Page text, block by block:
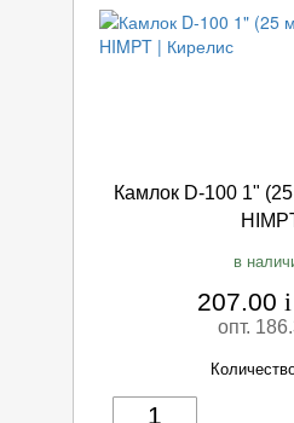
Камлок D-100 1"
в
207.00i
опт.